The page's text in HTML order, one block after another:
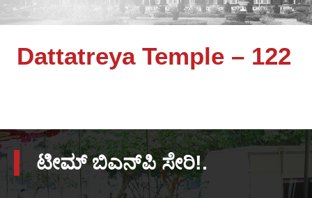
Dattatreya Temple – 122
ಟೀಮ್ ಬಿಎನ್‌ಪಿ ಸೇರಿ!.